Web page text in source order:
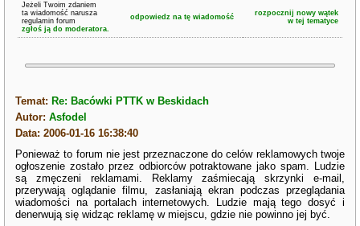
Jeżeli Twoim zdaniem
ta wiadomość narusza
regulamin forum
zgłoś ją do moderatora.
odpowiedz na tę wiadomość
rozpocznij nowy wątek
w tej tematyce
Temat: Re: Bacówki PTTK w Beskidach
Autor:Asfodel
Data: 2006-01-16 16:38:40
Ponieważ to forum nie jest przeznaczone do celów reklamowych twoje
ogłoszenie zostało przez odbiorców potraktowane jako spam. Ludzie
są zmęczeni reklamami. Reklamy zaśmiecają skrzynki e-mail,
przerywają oglądanie filmu, zasłaniają ekran podczas przeglądania
wiadomości na portalach internetowych. Ludzie mają tego dosyć i
denerwują się widząc reklamę w miejscu, gdzie nie powinno jej być.